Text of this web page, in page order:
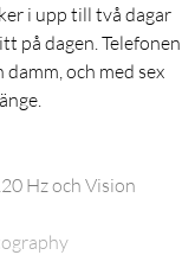
i upp till två dagar
på dagen. Telefonen
och med sex
Hz och Vision